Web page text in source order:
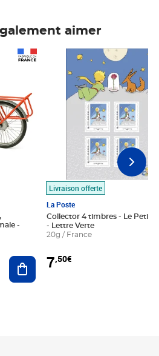
aimer
Ajouter au panier
Livraison offerte
La Poste
Collector 4 timbres - Le Petit
- Lettre Verte
20g / France
7,50€
Prix 7,50€